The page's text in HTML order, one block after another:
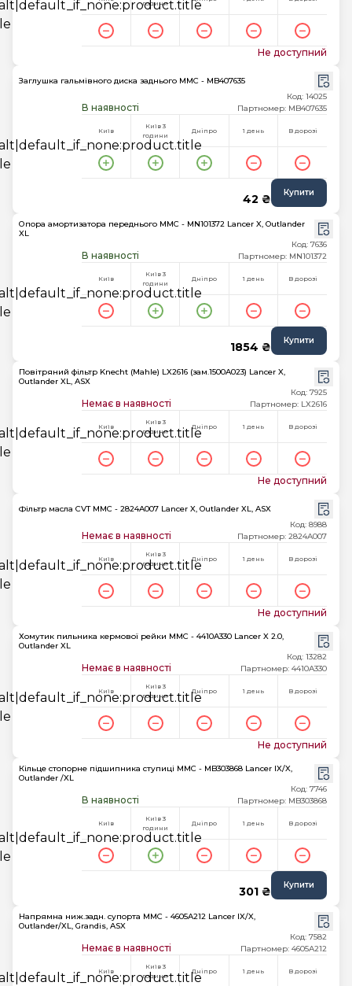
години
Не доступний
Заглушка гальмівного диска заднього MMC - MB407635
В наявності
Код: 14025
Партномер: MB407635
Київ
Київ 3
години
Дніпро 1 день В дорозі
42 ₴ Купити
Опора амортизатора переднього MMC - MN101372 Lancer X, Outlander
XL
В наявності
Код: 7636
Партномер: MN101372
Київ
Київ 3
години
Дніпро 1 день В дорозі
1854 ₴ Купити
Повітряний фільтр Knecht (Mahle) LX2616 (зам.1500A023) Lancer X,
Outlander XL, ASX
Немає в наявності
Код: 7925
Партномер: LX2616
Київ
Київ 3
години
Дніпро 1 день В дорозі
Не доступний
Фільтр масла CVT MMC - 2824A007 Lancer X, Outlander XL, ASX
Немає в наявності
Код: 8988
Партномер: 2824A007
Київ
Київ 3
години
Дніпро 1 день В дорозі
Не доступний
Хомутик пильника кермової рейки MMC - 4410A330 Lancer X 2.0,
Outlander XL
Немає в наявності
Код: 13282
Партномер: 4410A330
Київ
Київ 3
години
Дніпро 1 день В дорозі
Не доступний
Кільце стопорне підшипника ступиці MMC - MB303868 Lancer IX/X,
Outlander /XL
В наявності
Код: 7746
Партномер: MB303868
Київ
Київ 3
години
Дніпро 1 день В дорозі
301 ₴ Купити
Напрямна ниж.задн. супорта MMC - 4605A212 Lancer IX/X,
Outlander/XL, Grandis, ASX
Немає в наявності
Код: 7582
Партномер: 4605A212
Київ
Київ 3
години
Дніпро 1 день В дорозі